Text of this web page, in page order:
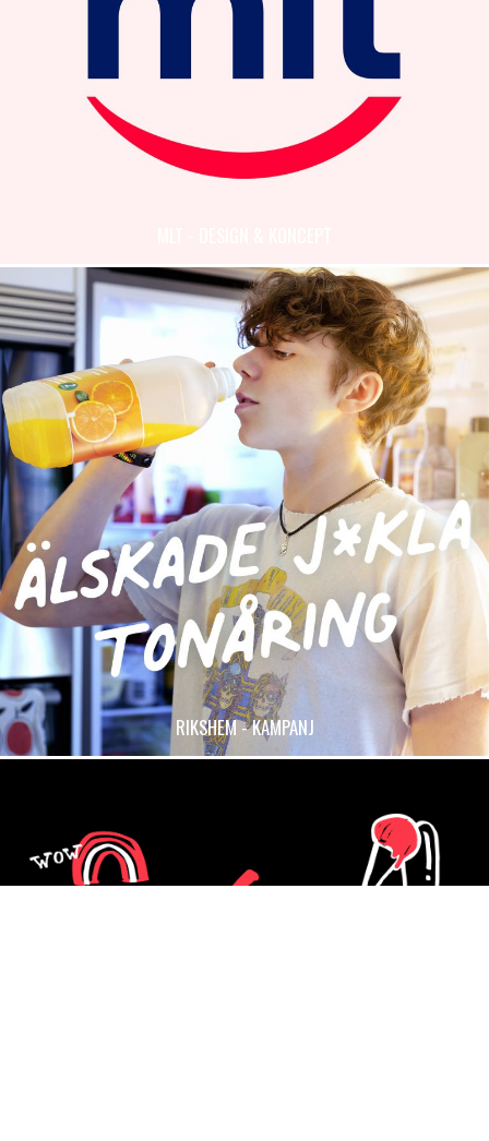
RIKSHEM - KAMPANJ